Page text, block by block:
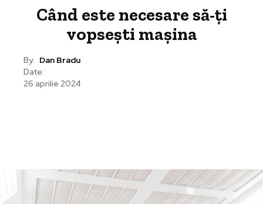
Când este necesare să-ți
vopsești mașina
By: Dan Bradu
Date:
26 aprilie 2024